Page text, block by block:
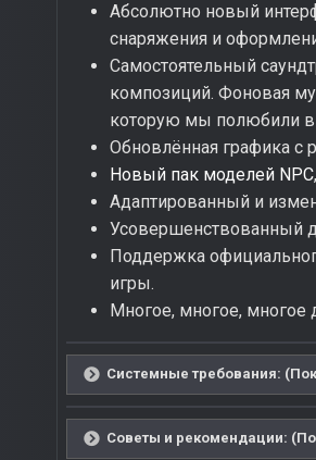
Абсолютно новый
снаряжения и
Самостоятельный
композиций. Фоновая
которую мы полюбили в
Обновлённая графика с
Новый пак моделей NPC
Адаптированный и
Усовершенствованный
Поддержка
игры.
Многое, многое, многое
Системные требования:
Советы и рекомендации: